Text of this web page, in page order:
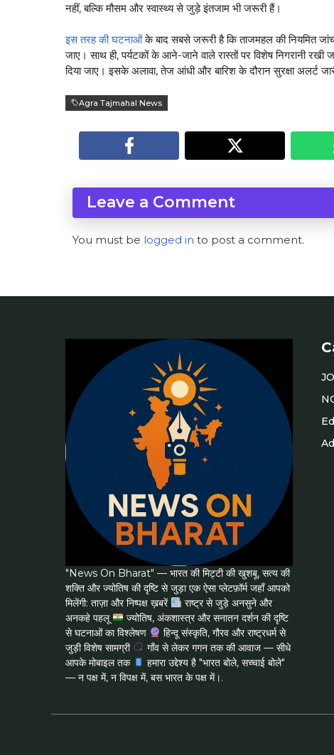
नहीं, बल्कि मौसम और स्वास्थ्य से जुड़े इंतजाम भी जरूरी हैं।
इस तरह की घटनाओंके बाद सबसे जरूरी है कि ताजमहल की नियमित जांच
जाए। साथ ही, पर्यटकों के आने-जाने वाले रास्तों पर विशेष निगरानी
दिया जाए। इसके अलावा, तेज आंधी और बारिश के दौरान सुरक्षा अलर्ट
Agra Tajmahal News
Leave a Comment
You must be logged in to post a comment.
"News On Bharat" — भारत की मिट्टी की खुशबू, सत्य की
शक्ति और ज्योतिष की दृष्टि से जुड़ा एक ऐसा प्लेटफ़ॉर्म जहाँ आपको
मिलेंगी: ताज़ा और निष्पक्ष ख़बरें
राष्ट्र से जुड़े अनसुने और
अनकहे पहलू
ज्योतिष, अंकशास्त्र और सनातन दर्शन की दृष्टि
से घटनाओं का विश्लेषण
हिन्दू संस्कृति, गौरव और राष्ट्रधर्म से
जुड़ी विशेष सामग्री
गाँव से लेकर गगन तक की आवाज — सीधे
आपके मोबाइल तक
हमारा उद्देश्य है "भारत बोले, सच्चाई बोले"
— न पक्ष में, न विपक्ष में, बस भारत के पक्ष में।.